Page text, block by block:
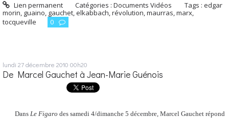
Lien permanent Catégories :Documents Vidéos Tags :edgar
morin, guaino, gauchet,elkabbach,révolution,maurras,marx,
tocqueville
0
lundi 27décembre 2010 00h20
De Marcel Gauchet à Jean-Marie Guénois
Dans Le Figaro des samedi 4/dimanche 5 décembre, Marcel Gauchet répond